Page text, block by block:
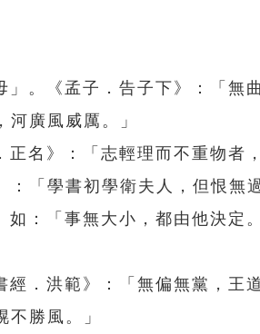
」。《孟子．告子下》：「無
河廣風威厲。」
正名》：「志輕理而不重物者
：「學書初學衛夫人，但恨無
如：「事無大小，都由他決定
經．洪範》：「無偏無黨，王
不勝風。」